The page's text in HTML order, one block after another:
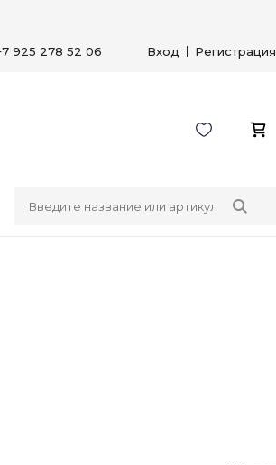
925 278 52 06 Вход Регистрация